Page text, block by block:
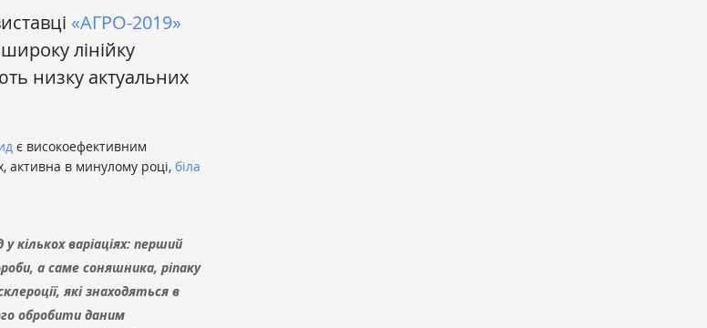
«АГРО-2019»
лінійку
низку актуальних
є високоефективним
активна в минулому році, біла
кількох варіаціях: перший
а саме соняшника, ріпаку
які знаходяться в
обробити даним